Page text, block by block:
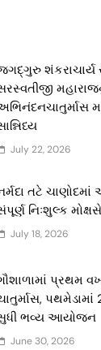
શંકરાચાર્ય
July 22, 2026
તટે
નિઃશુલ્ક
July 18, 2026
પ્રથમ
ભવ્ય આયોજન
June 30, 2026